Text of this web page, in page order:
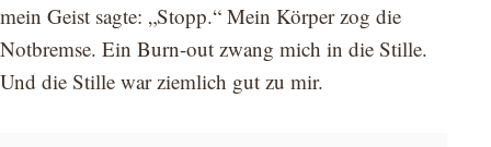
mein Geist sagte: „Stopp.“ Mein Körper zog die
Notbremse. Ein Burn-out zwang mich in die Stille.
Und die Stille war ziemlich gut zu mir.